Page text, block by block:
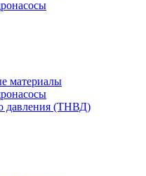
материалы
давления (ТНВД)